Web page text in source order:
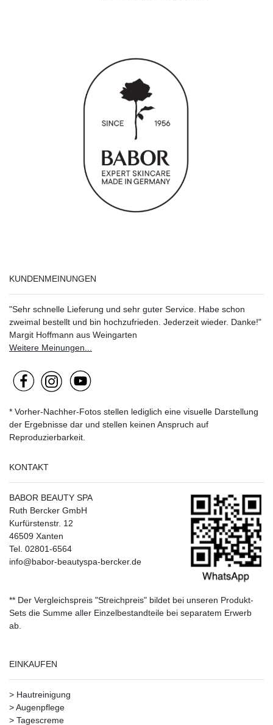
KUNDENMEINUNGEN
"Sehr schnelle Lieferung und sehr guter Service. Habe schon
zweimal bestellt und bin hochzufrieden. Jederzeit wieder. Danke!"
Margit Hoffmann aus Weingarten
Weitere Meinungen...
* Vorher-Nachher-Fotos stellen lediglich eine visuelle Darstellung
der Ergebnisse dar und stellen keinen Anspruch auf
Reproduzierbarkeit.
KONTAKT
BABOR BEAUTY SPA
Ruth Bercker GmbH
Kurfürstenstr. 12
46509 Xanten
Tel. 02801-6564
info@babor-beautyspa-bercker.de
** Der Vergleichspreis "Streichpreis" bildet bei unseren Produkt-
Sets die Summe aller Einzelbestandteile bei separatem Erwerb
ab.
EINKAUFEN
> Hautreinigung
>Augenpflege
> Tagescreme